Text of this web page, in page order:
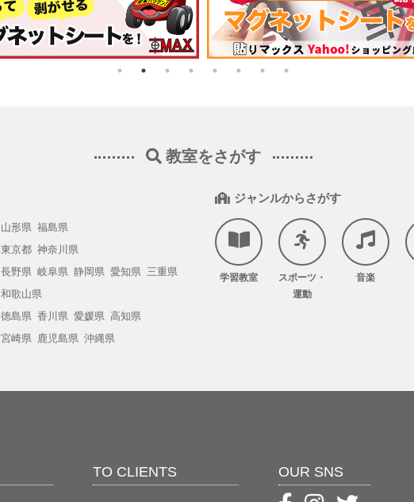
教室をさがす
山形県 福島県
東京都 神奈川県
長野県 岐阜県 静岡県 愛知県 三重県
和歌山県
徳島県 香川県 愛媛県 高知県
宮崎県 鹿児島県 沖縄県
ジャンルからさがす
学習教室
スポーツ・
運動
音楽
TO CLIENTS OUR SNS